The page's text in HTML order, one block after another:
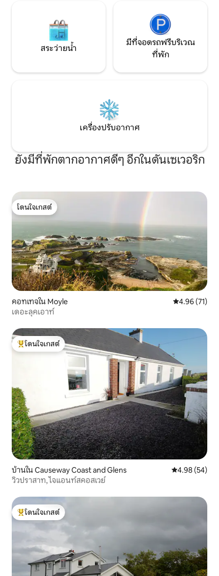
สระว่ายน้ำ
มีที่จอดรถฟรีบริเวณ
ที่พัก
เครื่องปรับอากาศ
ยังมีที่พักตากอากาศดีๆ อีกในดันเซเวอริก
โดนใจเกสต์
โดนใจเกสต์
คอทเทจใน Moyle คะแนนเฉลี่ย
4.96 (71)
เดอะลุคเอาท์
โดนใจเกสต์ที่สุด
โดนใจเกสต์
บ้านใน Causeway Coast and Glens คะแนนเฉลี่ย
4.98 (54)
วิวปราสาท, ไจแอนท์สคอสเวย์
โดนใจเกสต์ที่สุด
โดนใจเกสต์